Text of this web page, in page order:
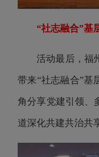
“社志融合”基
活动最后，福
带来“社志融合”基
角分享党建引领、
道深化共建共治共